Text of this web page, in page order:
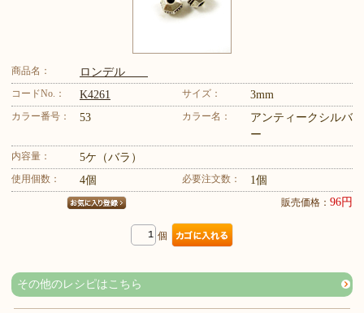
商品名： ロンデル
コードNo.： K4261 サイズ： 3mm
カラー番号： 53 カラー名：
アンティークシルバ
ー
内容量： 5ケ（バラ）
使用個数： 4個 必要注文数： 1個
販売価格： 96円
個
その他のレシピはこちら